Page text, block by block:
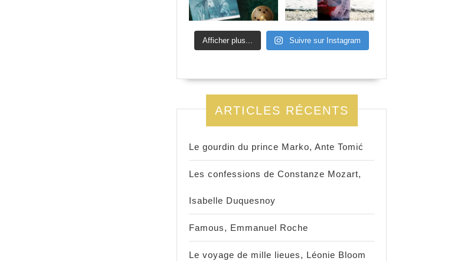
Afficher plus... Suivre sur Instagram
ARTICLES RÉCENTS
Le gourdin du prince Marko, Ante Tomić
Les confessions de Constanze Mozart,
Isabelle Duquesnoy
Famous, Emmanuel Roche
Le voyage de mille lieues, Léonie Bloom